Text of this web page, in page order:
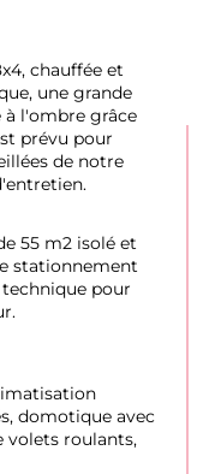
chauffée et
une grande
l'ombre grâce
prévu pour
de notre
55 m2 isolé et
stationnement
pour
domotique avec
volets roulants,